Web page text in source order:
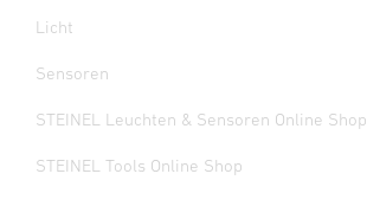
Licht
Sensoren
STEINEL Leuchten & Sensoren Online Shop
STEINEL Tools Online Shop